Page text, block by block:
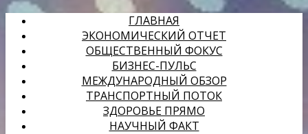
ГЛАВНАЯ
ЭКОНОМИЧЕСКИЙ ОТЧЕТ
ОБЩЕСТВЕННЫЙ ФОКУС
БИЗНЕС-ПУЛЬС
МЕЖДУНАРОДНЫЙ ОБЗОР
ТРАНСПОРТНЫЙ ПОТОК
ЗДОРОВЬЕ ПРЯМО
НАУЧНЫЙ ФАКТ